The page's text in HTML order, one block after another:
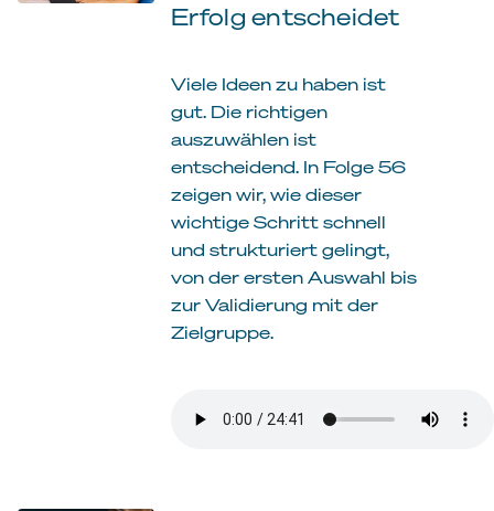
Erfolg entscheidet
Viele Ideen zu haben ist
gut. Die richtigen
auszuwählen ist
entscheidend. In Folge 56
zeigen wir, wie dieser
wichtige Schritt schnell
und strukturiert gelingt,
von der ersten Auswahl bis
zur Validierung mit der
Zielgruppe.